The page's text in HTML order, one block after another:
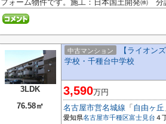
フォーム物件です。施工：日本国土開発㈱ 分
3LDK
76.58㎡
中古マンション
【ライオン
学校・千種台中学校
3,590万円
名古屋市営名城線 「 自由ヶ丘
愛知県名古屋市千種区富士見台 ４